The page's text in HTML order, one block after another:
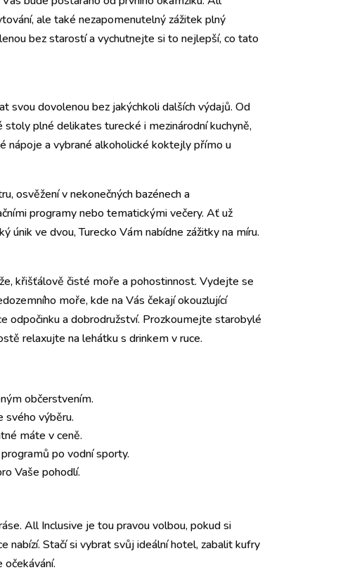
ale také nezapomenutelný zážitek plný
bez starostí a vychutnejte si to nejlepší, co tato
svou dovolenou bez jakýchkoli dalších výdajů. Od
plné delikates turecké i mezinárodní kuchyně,
nápoje a vybrané alkoholické koktejly přímo u
osvěžení v nekonečných bazénech a
programy nebo tematickými večery. Ať už
ve dvou, Turecko Vám nabídne zážitky na míru.
křišťálově čisté moře a pohostinnost. Vydejte se
moře, kde na Vás čekají okouzlující
odpočinku a dobrodružství. Prozkoumejte starobylé
relaxujte na lehátku s drinkem v ruce.
občerstvením.
svého výběru.
máte v ceně.
po vodní sporty.
Vaše pohodlí.
All Inclusive je tou pravou volbou, pokud si
nabízí. Stačí si vybrat svůj ideální hotel, zabalit kufry